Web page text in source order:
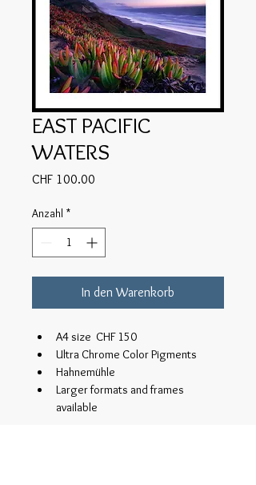
EAST PACIFIC
WATERS
CHF 100.00
Anzahl *
In den Warenkorb
A4 size  CHF 150
Ultra Chrome Color Pigments
Hahnemühle
Larger formats and frames
available